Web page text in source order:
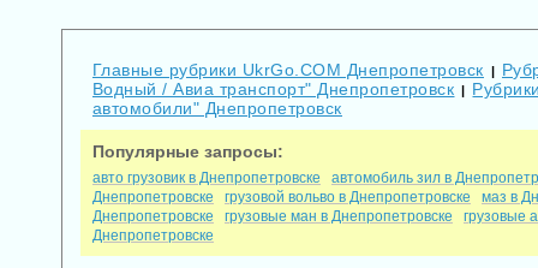
Главные рубрики UkrGo.COM Днепропетровск
Водный / Авиа транспорт" Днепропетровск
автомобили" Днепропетровск
Популярные запросы:
авто грузовик в Днепропетровске
автомобиль зил в
Днепропетровске
грузовой вольво в Днепропетровске
маз в
Днепропетровске
грузовые ман в Днепропетровске
грузовые
Днепропетровске